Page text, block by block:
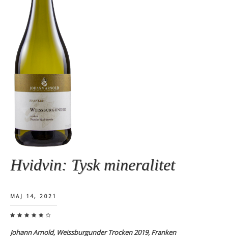
Hvidvin: Tysk mineralitet
MAJ 14, 2021
Johann Arnold, Weissburgunder Trocken 2019, Franken